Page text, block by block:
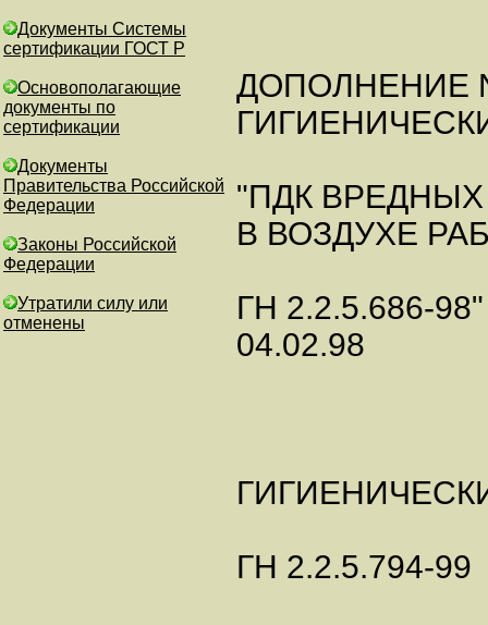
Документы Системы
сертификации ГОСТ Р
Основополагающие
документы по
сертификации
Документы
Правительства Российской
Федерации
Законы Российской
Федерации
Утратили силу или
отменены
ДОПОЛНЕНИЕ
"ПДК
В ВОЗДУХЕ
ГН 2.2.5.686-
04.02.98
ГН 2.2.5.794-99